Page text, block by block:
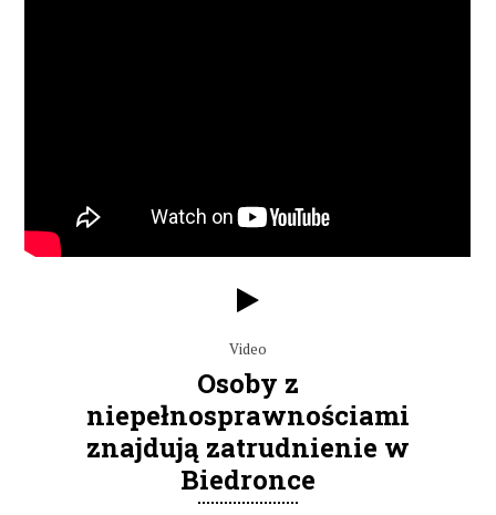
Video
Osoby z
niepełnosprawnościami
znajdują zatrudnienie w
Biedronce